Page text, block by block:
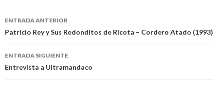
Navegación
de
entradas
ENTRADA ANTERIOR
Patricio Rey y Sus Redonditos de Ricota – Cordero Atado (1993)
ENTRADA SIGUIENTE
Entrevista a Ultramandaco